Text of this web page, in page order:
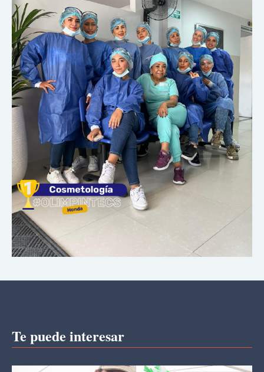
Te puede interesar